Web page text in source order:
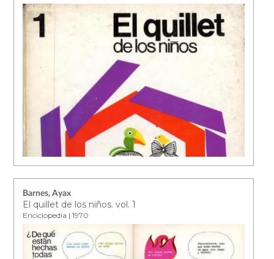
Barnes, Ayax
El quillet de los niños. vol. 1
Enciclopedia | 1970